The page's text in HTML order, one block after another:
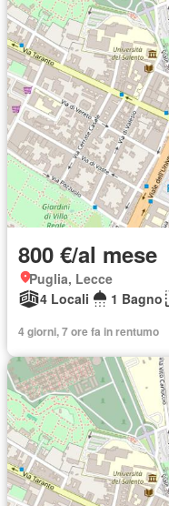
800 €/al mese
Puglia, Lecce
4 Locali
1 Bagno
4 giorni, 7 ore fa in rentumo